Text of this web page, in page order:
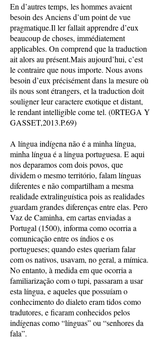
En d’autres temps, les hommes avaient
besoin des Anciens d’um point de vue
pragmatique.Il ler fallait apprendre d’eux
beaucoup de choses, immédiatement
applicables. On comprend que la traduction
ait alors au présent.Mais aujourd’hui, c’est
le contraire que nous importe. Nous avons
besoin d’eux précisément dans la mesure où
ils nous sont étrangers, et la traduction doit
souligner leur caractere exotique et distant,
le rendant intelligible come tel. (0RTEGA Y
GASSET,2013.P.69)
A língua indígena não é a minha língua,
minha língua é a língua portuguesa. E aqui
nos deparamos com dois povos, que
dividem o mesmo território, falam línguas
diferentes e não compartilham a mesma
realidade extralinguística pois as realidades
guardam grandes diferenças entre elas. Pero
Vaz de Caminha, em cartas enviadas a
Portugal (1500), informa como ocorria a
comunicação entre os índios e os
portugueses; quando estes queriam falar
com os nativos, usavam, no geral, a mímica.
No entanto, à medida em que ocorria a
familiarização com o tupi, passaram a usar
esta língua, e aqueles que possuíam o
conhecimento do dialeto eram tidos como
tradutores, e ficaram conhecidos pelos
indígenas como “línguas” ou “senhores da
fala”.